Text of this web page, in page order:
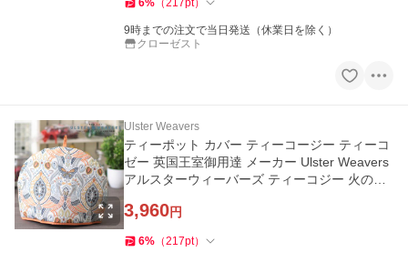
6% （217pt）
9時までの注文で当日発送（休業日を除く）
クローゼスト
Ulster Weavers
ティーポット カバー ティーコージー ティーコ
ゼー 英国王室御用達 メーカー Ulster Weavers
アルスターウィーバーズ ティーコジー 火の鳥
3,960円
6% （217pt）